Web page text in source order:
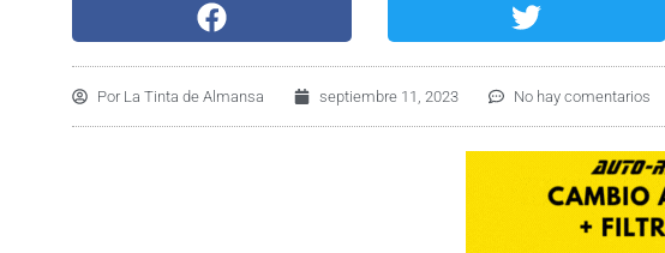
Por La Tinta de Almansa septiembre 11, 2023 No hay comentarios